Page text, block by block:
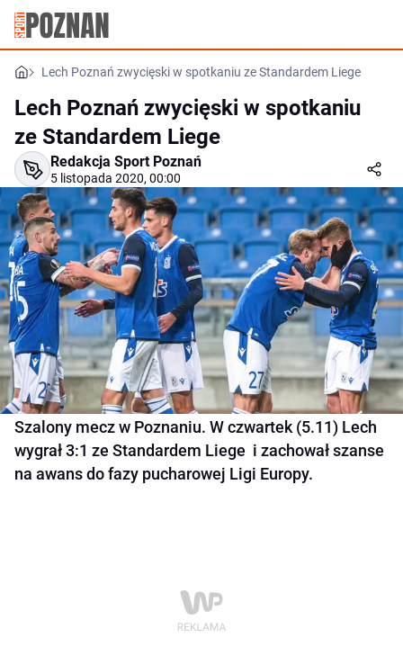
Lech Poznań zwycięski w spotkaniu ze Standardem Liege
Lech Poznań zwycięski w spotkaniu
ze Standardem Liege
Redakcja Sport Poznań
5 listopada 2020, 00:00
Szalony mecz w Poznaniu. W czwartek (5.11) Lech
wygrał 3:1 ze Standardem Liege i zachował szanse
na awans do fazy pucharowej Ligi Europy.